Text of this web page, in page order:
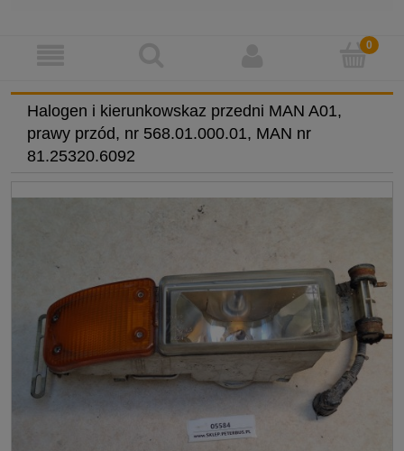
Halogen i kierunkowskaz przedni MAN A01,
prawy przód, nr 568.01.000.01, MAN nr
81.25320.6092